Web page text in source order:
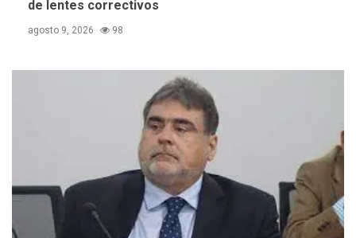
de lentes correctivos
agosto 9, 2026 98